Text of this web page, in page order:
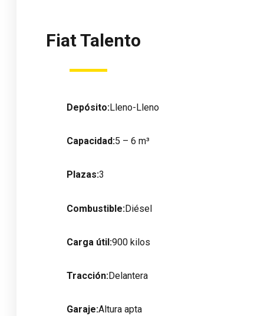
Fiat Talento
Depósito:Lleno-Lleno
Capacidad:5 – 6 m³
Plazas:3
Combustible:Diésel
Carga útil:900 kilos
Tracción:Delantera
Garaje:Altura apta